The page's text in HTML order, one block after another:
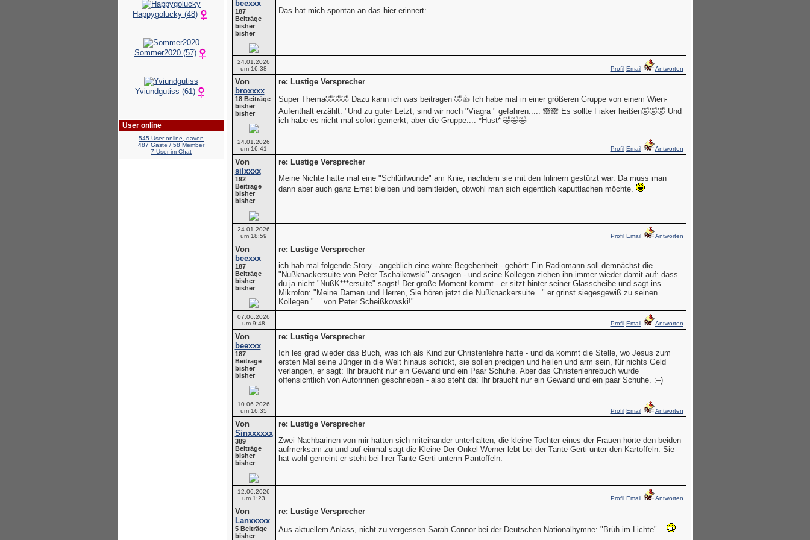
Happygolucky (48)
Sommer2020 (57)
Yviundgutiss (61)
User online
545 User online, davon
487 Gäste / 58 Member
7 User im Chat
beexxx
187
Beiträge
bisher
bisher
Das hat mich spontan an das hier erinnert:
24.01.2026
um 16:38
Profil Email Antworten
Von
broxxxx
18 Beiträge
bisher
bisher
re: Lustige Versprecher
Super Thema🤣🤣🤣 Dazu kann ich was beitragen 🤣👍 Ich habe mal in einer größeren Gruppe von einem Wien-
Aufenthalt erzählt: "Und zu guter Letzt, sind wir noch "Viagra " gefahren..... 🙈🙈 Es sollte Fiaker heißen🤣🤣🤣 Und
ich habe es nicht mal sofort gemerkt, aber die Gruppe.... *Hust* 🤣🤣🤣
24.01.2026
um 16:41
Profil Email Antworten
Von
silxxxx
192
Beiträge
bisher
bisher
re: Lustige Versprecher
Meine Nichte hatte mal eine "Schlürfwunde" am Knie, nachdem sie mit den Inlinern gestürzt war. Da muss man
dann aber auch ganz Ernst bleiben und bemitleiden, obwohl man sich eigentlich kaputtlachen möchte.
24.01.2026
um 18:59
Profil Email Antworten
Von
beexxx
187
Beiträge
bisher
bisher
re: Lustige Versprecher
ich hab mal folgende Story - angeblich eine wahre Begebenheit - gehört: Ein Radiomann soll demnächst die
"Nußknackersuite von Peter Tschaikowski" ansagen - und seine Kollegen ziehen ihn immer wieder damit auf: dass
du ja nicht "NußK***ersuite" sagst! Der große Moment kommt - er sitzt hinter seiner Glasscheibe und sagt ins
Mikrofon: "Meine Damen und Herren, Sie hören jetzt die Nußknackersuite..." er grinst siegesgewiß zu seinen
Kollegen "... von Peter Scheißkowski!"
07.06.2026
um 9:48
Profil Email Antworten
Von
beexxx
187
Beiträge
bisher
bisher
re: Lustige Versprecher
Ich les grad wieder das Buch, was ich als Kind zur Christenlehre hatte - und da kommt die Stelle, wo Jesus zum
ersten Mal seine Jünger in die Welt hinaus schickt, sie sollen predigen und heilen und arm sein, für nichts Geld
verlangen, er sagt: Ihr braucht nur ein Gewand und ein Paar Schuhe. Aber das Christenlehrebuch wurde
offensichtlich von Autorinnen geschrieben - also steht da: Ihr braucht nur ein Gewand und ein paar Schuhe. :–)
10.06.2026
um 16:35
Profil Email Antworten
Von
Sinxxxxxx
389
Beiträge
bisher
bisher
re: Lustige Versprecher
Zwei Nachbarinen von mir hatten sich miteinander unterhalten, die kleine Tochter eines der Frauen hörte den beiden
aufmerksam zu und auf einmal sagt die Kleine Der Onkel Werner lebt bei der Tante Gerti unter den Kartoffeln. Sie
hat wohl gemeint er steht bei hrer Tante Gerti unterm Pantoffeln.
12.06.2026
um 1:23
Profil Email Antworten
Von
Lanxxxxx
5 Beiträge
bisher
re: Lustige Versprecher
Aus aktuellem Anlass, nicht zu vergessen Sarah Connor bei der Deutschen Nationalhymne: "Brüh im Lichte"...